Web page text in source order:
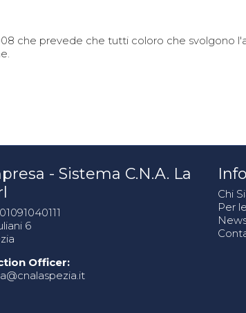
che prevede che tutti coloro che svolgono
- Sistema C.N.A. La
6
Officer:
Chi
Per